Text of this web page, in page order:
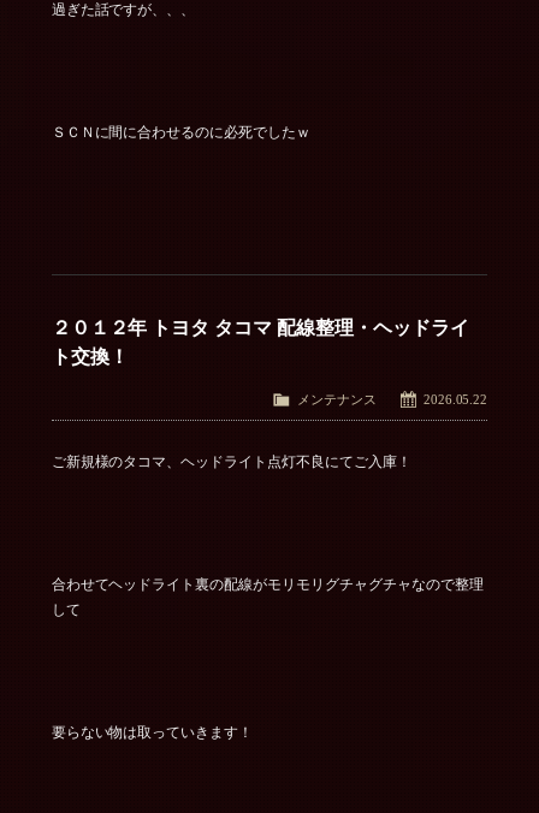
過ぎた話ですが、、、
ＳＣＮに間に合わせるのに必死でしたｗ
２０１２年 トヨタ タコマ 配線整理・ヘッドライ
ト交換！
2026.05.22
メンテナンス
ご新規様のタコマ、ヘッドライト点灯不良にてご入庫！
合わせてヘッドライト裏の配線がモリモリグチャグチャなので整理
して
要らない物は取っていきます！